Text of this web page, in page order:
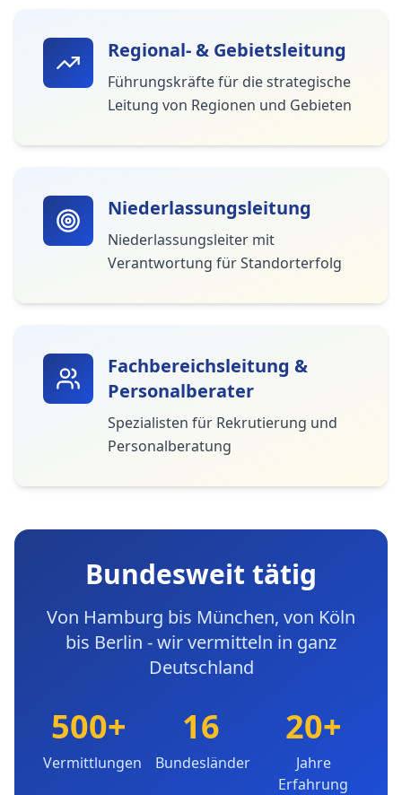
Regional- & Gebietsleitung
Führungskräfte für die strategische
Leitung von Regionen und Gebieten
Niederlassungsleitung
Niederlassungsleiter mit
Verantwortung für Standorterfolg
Fachbereichsleitung &
Personalberater
Spezialisten für Rekrutierung und
Personalberatung
Bundesweit tätig
Von Hamburg bis München, von Köln
bis Berlin - wir vermitteln in ganz
Deutschland
500+
Vermittlungen
16
Bundesländer
20+
Jahre
Erfahrung